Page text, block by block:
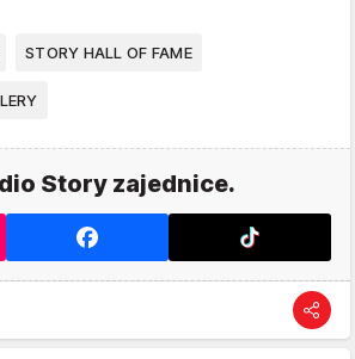
STORY HALL OF FAME
Story zajednice.